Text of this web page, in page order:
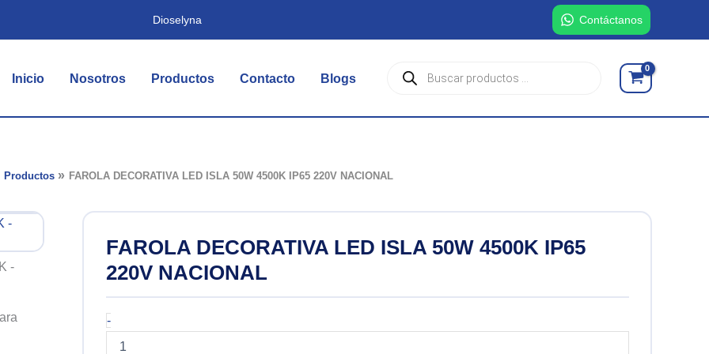
Dioselyna Contáctanos
Inicio Nosotros Productos Contacto Blogs
Búsqueda
Productos FAROLA DECORATIVA LED ISLA 50W 4500K IP65 220V NACIONAL
FAROLA DECORATIVA LED ISLA 50W 4500K IP65
220V NACIONAL
-FAROLA
DECORATIVA
LED